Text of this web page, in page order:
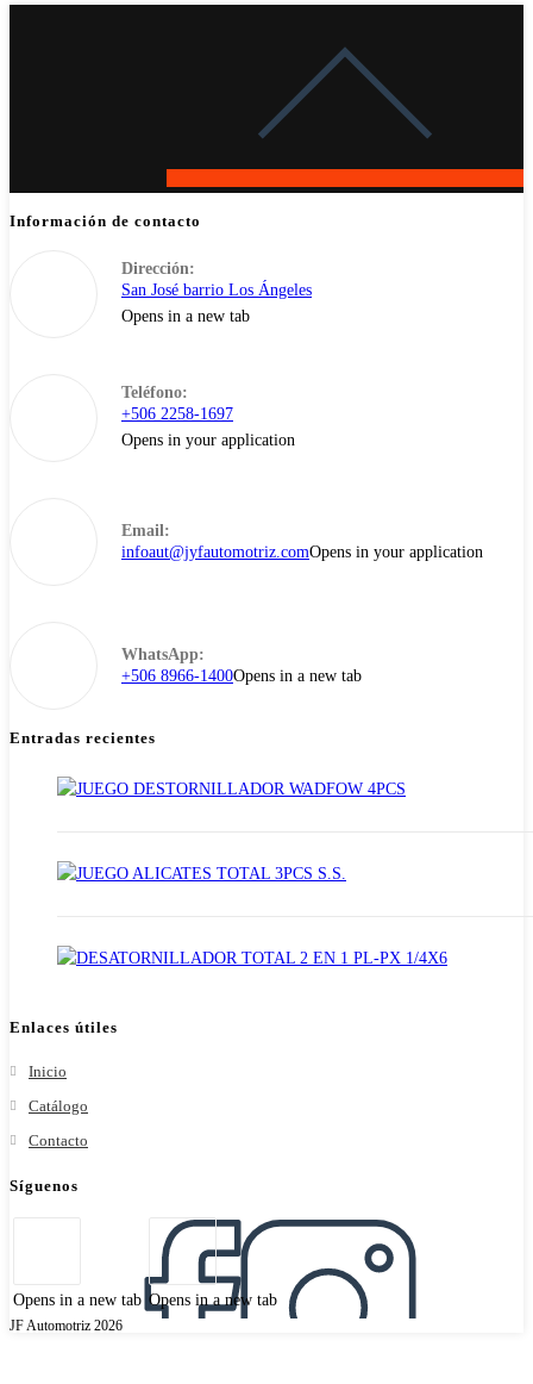
Información de contacto
Dirección:
San José barrio Los Ángeles
Opens in a new tab
Teléfono:
+506 2258-1697
Opens in your application
Email:
infoaut@jyfautomotriz.comOpens in your application
WhatsApp:
+506 8966-1400Opens in a new tab
Entradas recientes
Enlaces útiles
Inicio
Catálogo
Contacto
Síguenos
Opens in a new tab Opens in a new tab
JF Automotriz 2026